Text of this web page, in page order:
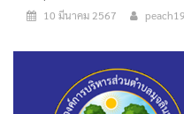
10 มีนาคม 2567